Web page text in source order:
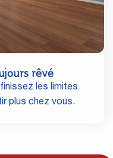
rêvé
les limites
plus chez vous.